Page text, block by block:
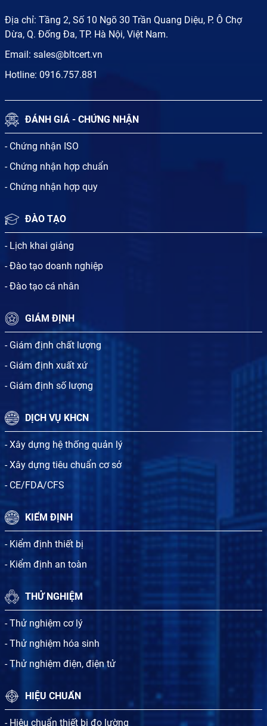
Địa chỉ: Tầng 2, Số 10 Ngõ 30 Trần Quang Diệu, P. Ô Chợ
Dừa, Q. Đống Đa, TP. Hà Nội, Việt Nam.
Email: sales@bltcert.vn
Hotline: 0916.757.881
ĐÁNH GIÁ - CHỨNG NHẬN
- Chứng nhận ISO
- Chứng nhận hợp chuẩn
- Chứng nhận hợp quy
ĐÀO TẠO
- Lịch khai giảng
- Đào tạo doanh nghiệp
- Đào tạo cá nhân
GIÁM ĐỊNH
- Giám định chất lượng
- Giám định xuất xứ
- Giám định số lượng
DỊCH VỤ KHCN
- Xây dựng hệ thống quản lý
- Xây dựng tiêu chuẩn cơ sở
- CE/FDA/CFS
KIỂM ĐỊNH
- Kiểm định thiết bị
- Kiểm định an toàn
THỬ NGHIỆM
- Thử nghiệm cơ lý
- Thử nghiệm hóa sinh
- Thử nghiệm điện, điện tử
HIỆU CHUẨN
- Hiệu chuẩn thiết bị đo lường